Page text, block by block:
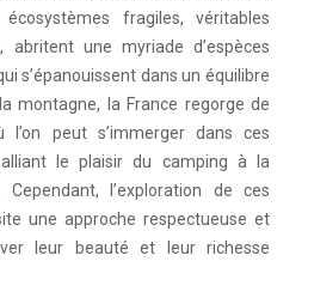
fragiles, véritables
abritent une myriade d’espèces
s’épanouissent dans un équilibre
montagne, la France regorge de
l’on peut s’immerger dans ces
alliant le plaisir du camping à la
Cependant, l’exploration de ces
une approche respectueuse et
leur beauté et leur richesse